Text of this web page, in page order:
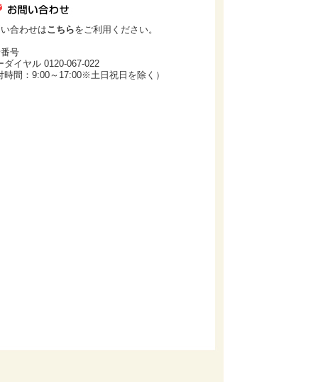
合わせはこちらをご利用ください。
号
ダイヤル 0120-067-022
時間：9:00～17:00※土日祝日を除く）